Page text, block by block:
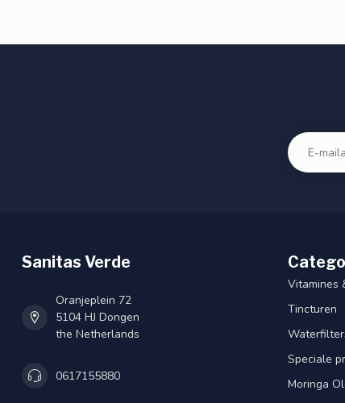
Sanitas Verde
Oranjeplein 72
5104 HJ Dongen
the Netherlands
0617155880
Vitamines
Tincturen
Speciale
Moringa